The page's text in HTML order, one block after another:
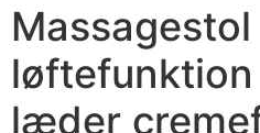
læder